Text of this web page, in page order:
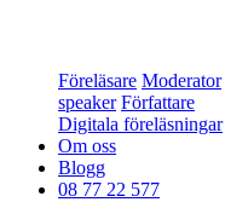
Föreläsare Moderator
speaker Författare
Digitala föreläsningar
Om oss
Blogg
08 77 22 577